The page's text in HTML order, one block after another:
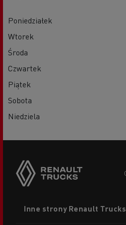
Poniedziałek
Wtorek
Środa
Czwartek
Piątek
Sobota
Niedziela
menu
Inne strony Renault Trucks